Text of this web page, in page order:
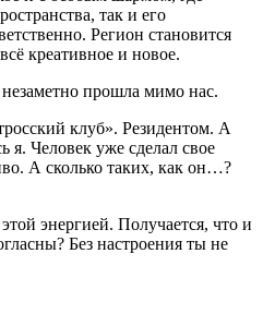
так и его
Регион становится
креативное и новое.
незаметно прошла мимо нас.
клуб». Резидентом. А
я. Человек уже сделал свое
А сколько таких, как он…?
энергией. Получается, что и
Без настроения ты не